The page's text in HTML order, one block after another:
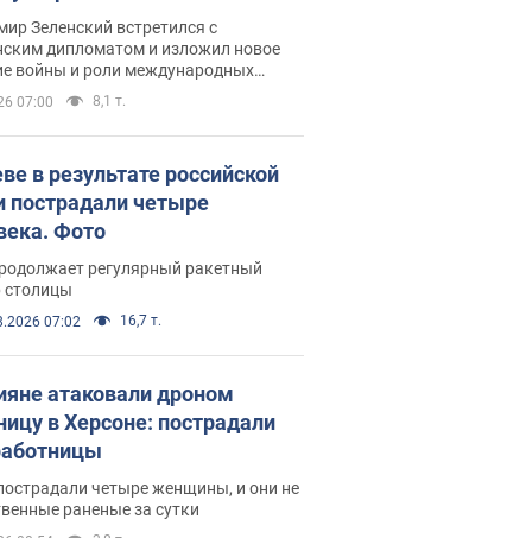
с Безсмертным
Зеленский встретился с
дипломатом и изложил новое
войны и роли международных
в борьбе с Россией
07:00 8,1 т.
в результате российской
пострадали четыре
Фото
регулярный ракетный
столицы
07:02 16,7 т.
атаковали дроном
в Херсоне: пострадали
четыре женщины, и они не
раненые за сутки